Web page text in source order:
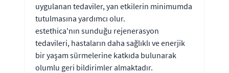
uygulanan tedaviler, yan etkilerin minimumda
tutulmasına yardımcı olur.
estethica'nın sunduğu rejenerasyon
tedavileri, hastaların daha sağlıklı ve enerjik
bir yaşam sürmelerine katkıda bulunarak
olumlu geri bildirimler almaktadır.